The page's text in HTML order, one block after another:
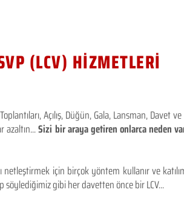
(LCV) HİZMETLERİ
Açılış, Düğün, Gala, Lansman,
azaltın...Sizi bir araya getiren onlarca neden
için birçok yöntem kullanır ve
söylediğimiz gibi her davetten önce bir LCV...